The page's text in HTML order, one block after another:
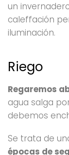
un
caleffación
iluminación.
Riego
Regaremos
agua salga
debemos
Se trata de
épocas de